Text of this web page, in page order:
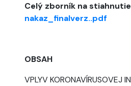
Celý zborník na
nakaz_finalverz..pdf
OBSAH
VPLYV KORONAVÍRUSOVEJ